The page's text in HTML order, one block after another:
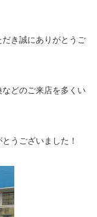
き誠にありがとうご
どのご来店を多くい
うございました！